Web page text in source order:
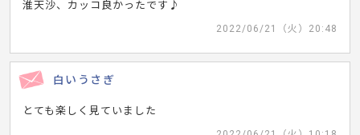
淮天沙、カッコ良かったです♪
2022/06/21（火）20:48
白いうさぎ
とても楽しく見ていました